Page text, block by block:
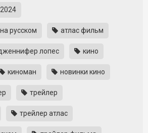
русском атлас фильм
лопес кино
киноман новинки кино
трейлер
трейлер атлас